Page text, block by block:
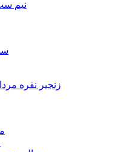
نیم
زنجیر نقره